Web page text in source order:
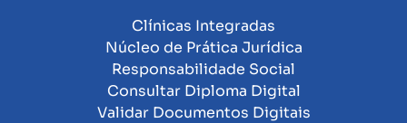
Clínicas Integradas
Núcleo de Prática Jurídica
Responsabilidade Social
Consultar Diploma Digital
Validar Documentos Digitais